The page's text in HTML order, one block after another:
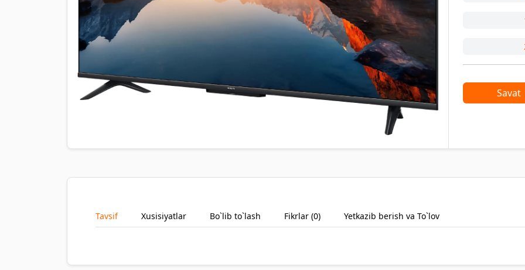
Savat
Tavsif Xusisiyatlar Bo`lib to`lash Fikrlar (0) Yetkazib berish va To`lov